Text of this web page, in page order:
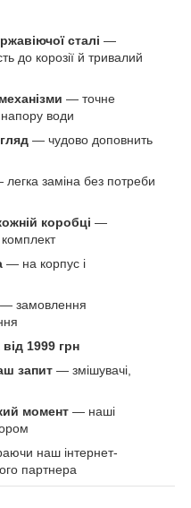
сталі —
до корозії й тривалий
— точне
води
— чудово доповнить
заміна без потреби
коробці —
— на корпус і
— замовлення
1999 грн
запит — змішувачі,
момент — наші
наш інтернет-
партнера